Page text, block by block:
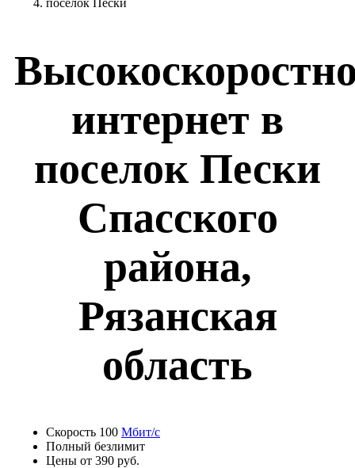
поселок Пески
интернет в
поселок Пески
Спасского
района,
Рязанская
область
Скорость 100 Мбит/с
Полный безлимит
Цены от 390 руб.